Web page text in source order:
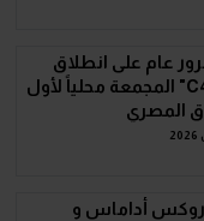
عام على انطلاق
"سيتروين C4X" المجمعة محلياً لأول
المصري
روكس أداماس و